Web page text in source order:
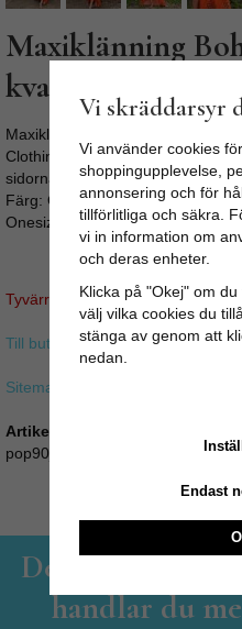
Maxiklänning
kvar!
Maxiklänning Bohem, Orange i
Clothing! Avspänd fotsid
sidorna. Material: 100. % Bomull
Färg: Orange med blommor:
Onesize - Storlek: Byst: 114 cm
Tyvärr ingår inte denna produkt i
Till butikens startsida »
Sitemap »
Artikelnummer:
pop90_146
Det lilla
handlar du
Vi skräddarsyr
Vi använder cookies
shoppingupplevelse,
annonsering och för
tillförlitliga och säkra.
vi in information om
och deras enheter.
Klicka på "Okej" om
välj vilka cookies du
stänga av genom att
nedan.
Endast